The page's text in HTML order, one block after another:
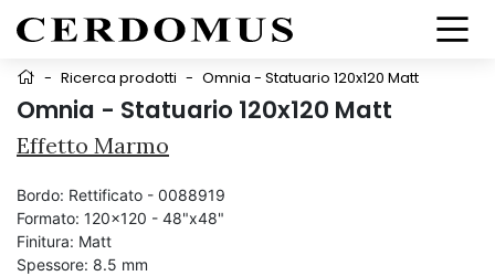
- Ricerca prodotti - Omnia - Statuario 120x120 Matt
Omnia - Statuario 120x120 Matt
Effetto Marmo
Bordo: Rettificato - 0088919
Formato: 120x120 - 48"x48"
Finitura: Matt
Spessore: 8.5 mm